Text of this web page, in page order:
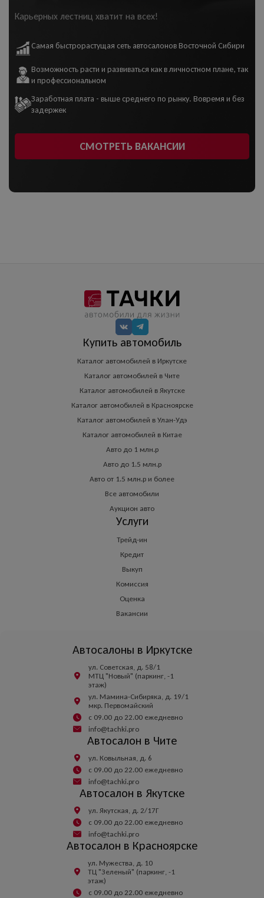
Карьерных лестниц хватит на всех!
Самая быстрорастущая сеть автосалонов Восточной Сибири
Возможность расти и развиваться как в личностном плане, так
и профессиональном
Заработная плата - выше среднего по рынку. Вовремя и без
задержек
СМОТРЕТЬ ВАКАНСИИ
Купить автомобиль
Каталог автомобилей в Иркутске
Каталог автомобилей в Чите
Каталог автомобилей в Якутске
Каталог автомобилей в Красноярске
Каталог автомобилей в Улан-Удэ
Каталог автомобилей в Китае
Авто до 1 млн.р
Авто до 1.5 млн.р
Авто от 1.5 млн.р и более
Все автомобили
Аукцион авто
Услуги
Трейд-ин
Кредит
Выкуп
Комиссия
Оценка
Вакансии
Автосалоны в Иркутске
ул. Советская, д. 58/1
МТЦ "Новый" (паркинг, -1
этаж)
ул. Мамина-Сибиряка, д. 19/1
мкр. Первомайский
с 09.00 до 22.00 ежедневно
info@tachki.pro
Автосалон в Чите
ул. Ковыльная, д. 6
с 09.00 до 22.00 ежедневно
info@tachki.pro
Автосалон в Якутске
ул. Якутская, д. 2/17Г
с 09.00 до 22.00 ежедневно
info@tachki.pro
Автосалон в Красноярске
ул. Мужества, д. 10
ТЦ "Зеленый" (паркинг, -1
этаж)
с 09.00 до 22.00 ежедневно